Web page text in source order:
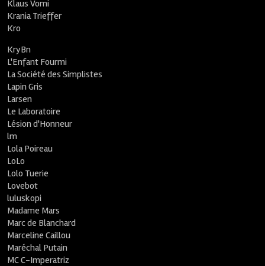
Klaus Vomi
Krania Trieffer
Kro
KryBn
L'Enfant Fourmi
La Société des Simplistes
Lapin Gris
Larsen
Le Laboratoire
Lésion d'Honneur
lm
Lola Poireau
LoLo
Lolo Tuerie
Lovebot
luluskopi
Madame Mars
Marc de Blanchard
Marceline Caillou
Maréchal Putain
MC C-Imperatriz